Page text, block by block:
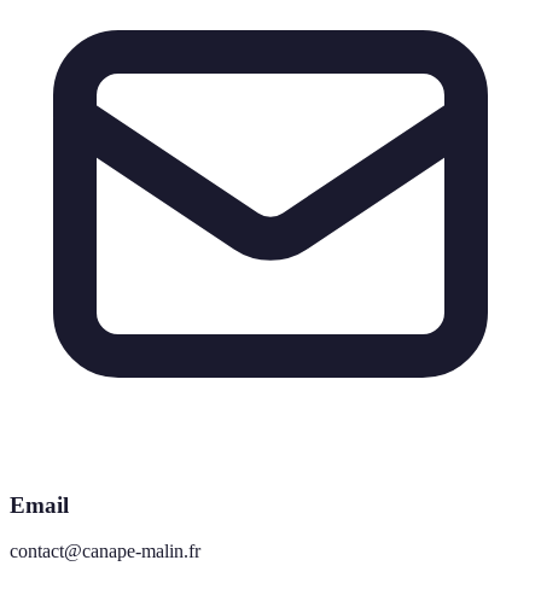
Email
contact@canape-malin.fr